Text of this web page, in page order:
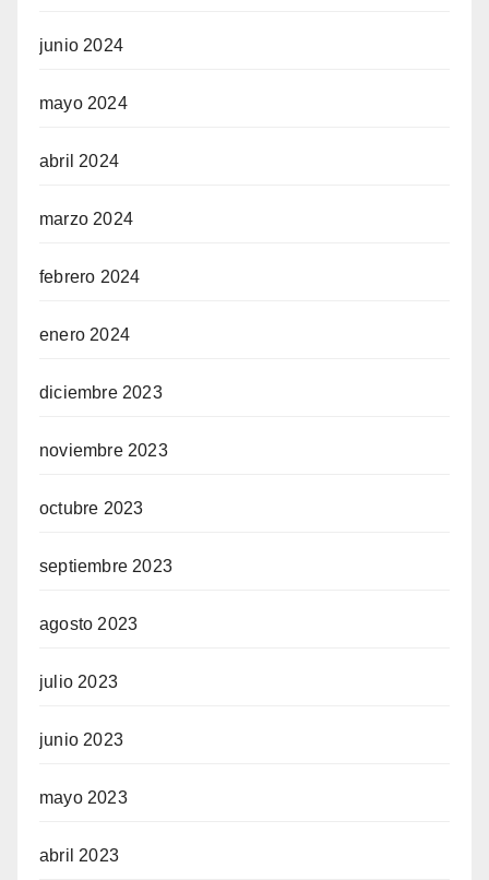
junio 2024
mayo 2024
abril 2024
marzo 2024
febrero 2024
enero 2024
diciembre 2023
noviembre 2023
octubre 2023
septiembre 2023
agosto 2023
julio 2023
junio 2023
mayo 2023
abril 2023